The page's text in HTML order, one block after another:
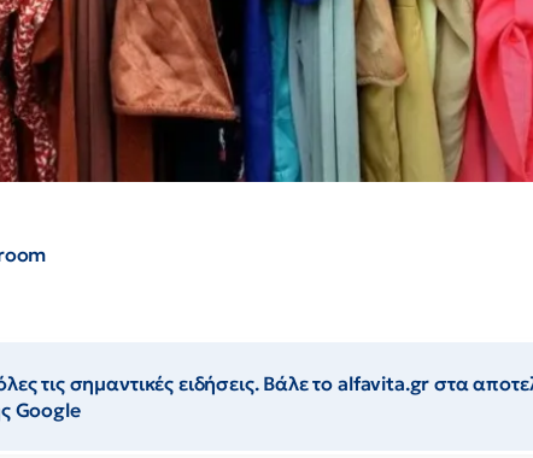
τις σημαντικές ειδήσεις. Βάλε το alfavita.gr στα
Google